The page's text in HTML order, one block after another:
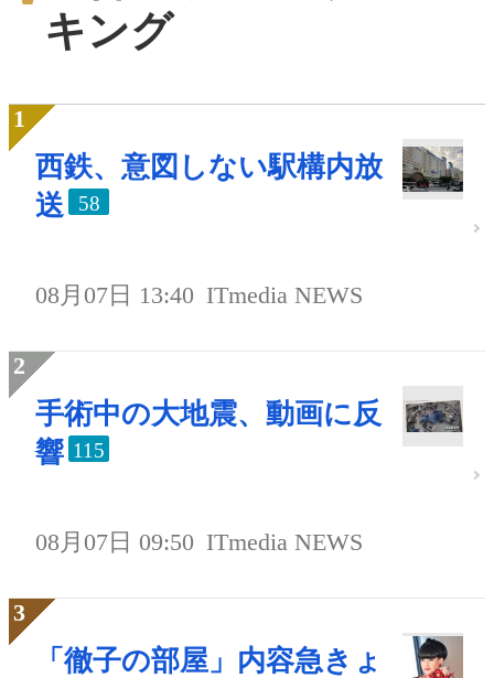
キング
西鉄、意図しない駅構内放
送
58
08月07日 13:40 ITmedia NEWS
手術中の大地震、動画に反
響 115
08月07日 09:50 ITmedia NEWS
「徹子の部屋」内容急きょ